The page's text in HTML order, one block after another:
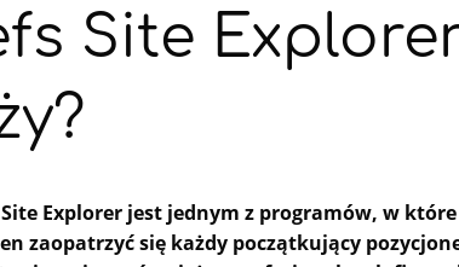
Site
Explorer jest jednym z programów, w które
zaopatrzyć się każdy początkujący